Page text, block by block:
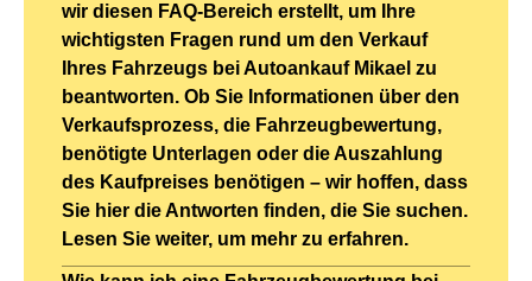
wir diesen FAQ-Bereich erstellt, um Ihre
wichtigsten Fragen rund um den Verkauf
Ihres Fahrzeugs bei Autoankauf Mikael zu
beantworten. Ob Sie Informationen über den
Verkaufsprozess, die Fahrzeugbewertung,
benötigte Unterlagen oder die Auszahlung
des Kaufpreises benötigen – wir hoffen, dass
Sie hier die Antworten finden, die Sie suchen.
Lesen Sie weiter, um mehr zu erfahren.